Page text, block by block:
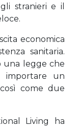
stranieri e il
economica
sanitaria.
una legge che
importare un
come due
Living ha